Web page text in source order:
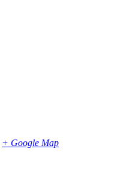
+ Google Map